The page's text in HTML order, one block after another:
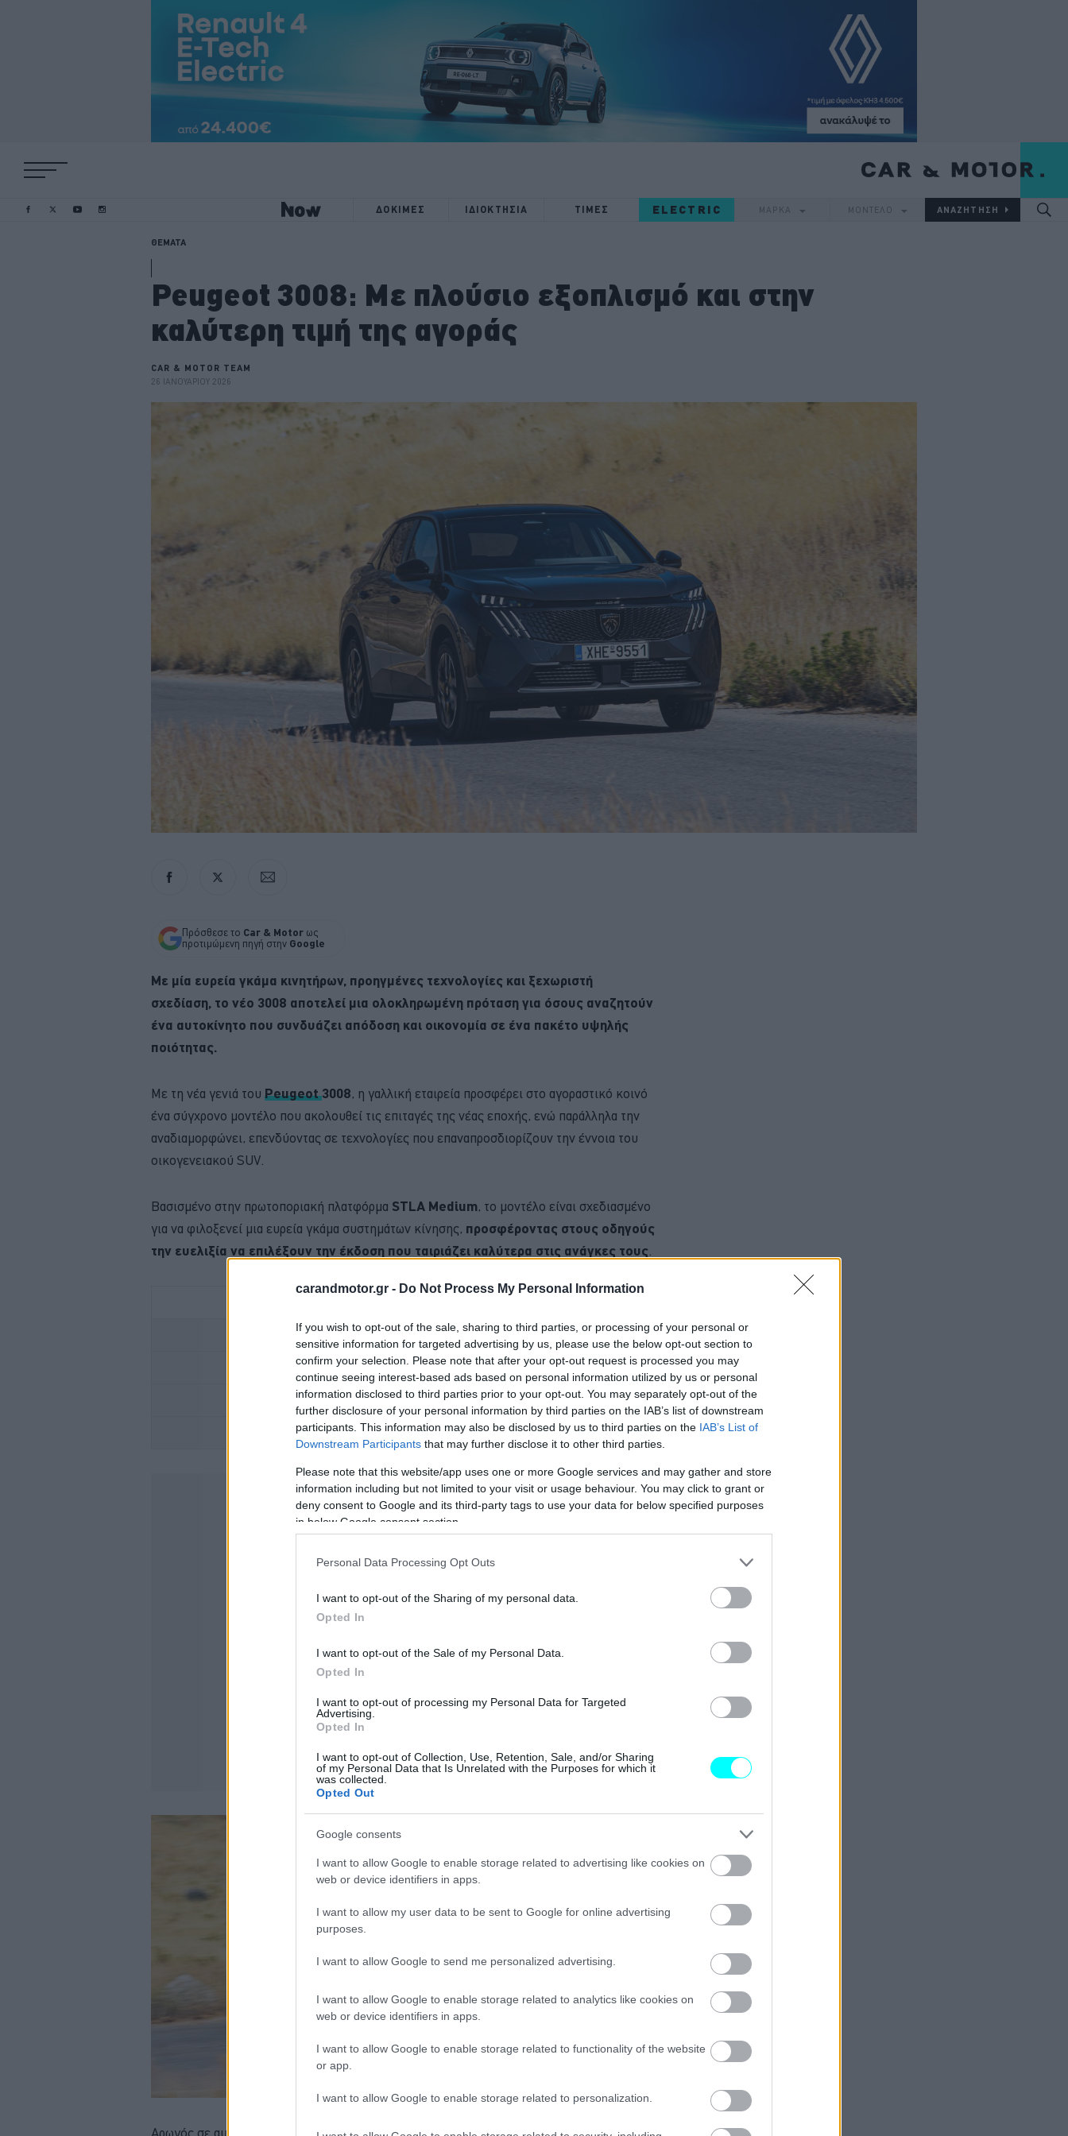
carandmotor.gr - Do Not Process My Personal Information
If you wish to opt-out of the sale, sharing to third parties, or processing of your personal or
sensitive information for targeted advertising by us, please use the below opt-out section to
confirm your selection. Please note that after your opt-out request is processed you may
continue seeing interest-based ads based on personal information utilized by us or personal
information disclosed to third parties prior to your opt-out. You may separately opt-out of the
further disclosure of your personal information by third parties on the IAB’s list of downstream
participants. This information may also be disclosed by us to third parties on the IAB’s List of
Downstream Participants that may further disclose it to other third parties.
Please note that this website/app uses one or more Google services and may gather and store
information including but not limited to your visit or usage behaviour. You may click to grant or
deny consent to Google and its third-party tags to use your data for below specified purposes
in below Google consent section.
Personal Data Processing Opt Outs
I want to opt-out of the Sharing of my personal data.
Opted In
I want to opt-out of the Sale of my Personal Data.
Opted In
I want to opt-out of processing my Personal Data for Targeted
Advertising.
Opted In
I want to opt-out of Collection, Use, Retention, Sale, and/or Sharing
of my Personal Data that Is Unrelated with the Purposes for which it
was collected.
Opted Out
Google consents
I want to allow Google to enable storage related to advertising like cookies on
web or device identifiers in apps.
I want to allow my user data to be sent to Google for online advertising
purposes.
I want to allow Google to send me personalized advertising.
I want to allow Google to enable storage related to analytics like cookies on
web or device identifiers in apps.
I want to allow Google to enable storage related to functionality of the website
or app.
I want to allow Google to enable storage related to personalization.
ΔΟΚΙΜΕΣ ΙΔΙΟΚΤΗΣΙΑ ΤΙΜΕΣ ELECTRIC ΜΑΡΚΑ ΜΟΝΤΕΛΟ
ΘΕΜΑΤΑ
Peugeot 3008: Με πλούσιο εξοπλισμό και στην
καλύτερη τιμή της αγοράς
CAR & MOTOR TEAM
26 ΙΑΝΟΥΑΡΙΟΥ 2026
Πρόσθεσε το Car & Motor ως
προτιμώμενη πηγή στην Google
Με μία ευρεία γκάμα κινητήρων, προηγμένες τεχνολογίες και ξεχωριστή
σχεδίαση, το νέο 3008 αποτελεί μια ολοκληρωμένη πρόταση για όσους αναζητούν
ένα αυτοκίνητο που συνδυάζει απόδοση και οικονομία σε ένα πακέτο υψηλής
ποιότητας.
Με τη νέα γενιά του Peugeot3008, η γαλλική εταιρεία προσφέρει στο αγοραστικό κοινό
ένα σύγχρονο μοντέλο που ακολουθεί τις επιταγές της νέας εποχής, ενώ παράλληλα την
αναδιαμορφώνει, επενδύοντας σε τεχνολογίες που επαναπροσδιορίζουν την έννοια του
οικογενειακού SUV.
Βασισμένο στην πρωτοποριακή πλατφόρμα STLA Medium, το μοντέλο είναι σχεδιασμένο
για να φιλοξενεί μια ευρεία γκάμα συστημάτων κίνησης, προσφέροντας στους οδηγούς
την ευελιξία να επιλέξουν την έκδοση που ταιριάζει καλύτερα στις ανάγκες τους
ΜΕΤΑΚΙΝΗΣΗ ΜΕ VIP VAN ΜΟΝΟ ΜΕ 12 ΕΥΡΩ ΤΟ ΑΤΟΜΟ
OMODA -ΥΒΡΙΔΙΚΟ ΟΙΚΟΓΕΝΕΙΑΚΟ SUV ME 24.990 ΕΥΡΩ
ALFA ROMEO JUNIOR ME 8 ΧΡΟΝΙΑ ΕΓΓΥΗΣΗ
TO RENAULT 4 ΕΠΙΣΤΡΕΦΕΙ -ΠΟΣΟ ΚΟΣΤΙΖΕΙ